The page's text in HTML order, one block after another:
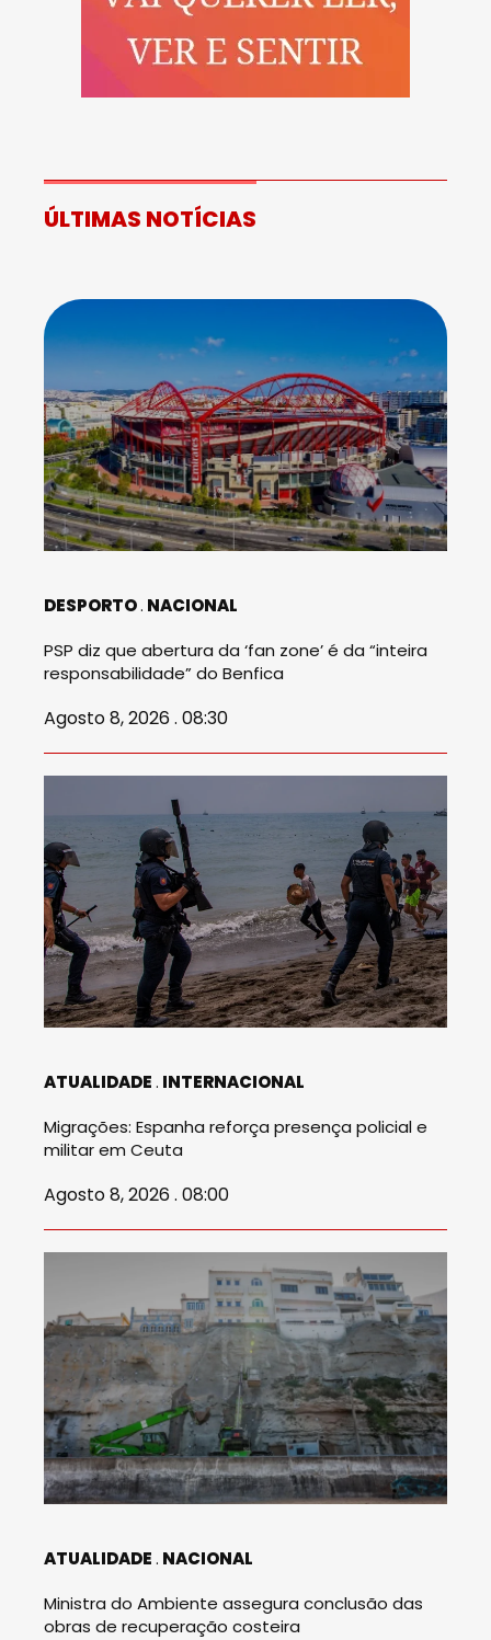
ÚLTIMAS NOTÍCIAS
DESPORTO NACIONAL
PSP diz que abertura da ‘fan zone’ é da “inteira
responsabilidade” do Benfica
Agosto 8, 2026 . 08:30
ATUALIDADE INTERNACIONAL
Migrações: Espanha reforça presença policial e
militar em Ceuta
Agosto 8, 2026 . 08:00
ATUALIDADE NACIONAL
Ministra do Ambiente assegura conclusão das
obras de recuperação costeira